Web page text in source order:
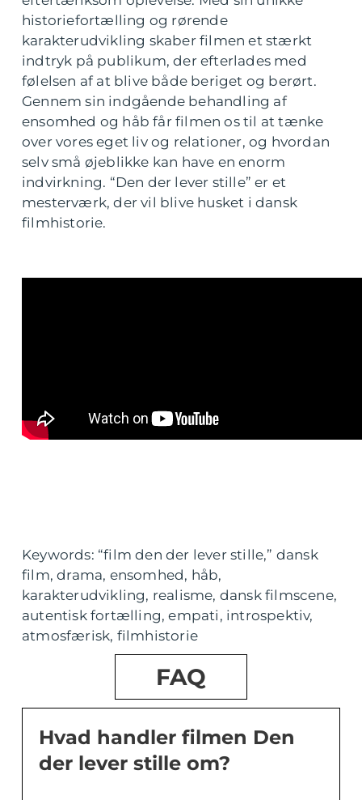
historiefortælling og rørende
karakterudvikling skaber filmen et stærkt
indtryk på publikum, der efterlades med
følelsen af at blive både beriget og berørt.
Gennem sin indgående behandling af
ensomhed og håb får filmen os til at tænke
over vores eget liv og relationer, og hvordan
selv små øjeblikke kan have en enorm
indvirkning. “Den der lever stille” er et
mesterværk, der vil blive husket i dansk
filmhistorie.
Keywords: “film den der lever stille,” dansk
film, drama, ensomhed, håb,
karakterudvikling, realisme, dansk filmscene,
autentisk fortælling, empati, introspektiv,
atmosfærisk, filmhistorie
FAQ
Hvad handler filmen Den
der lever stille om?